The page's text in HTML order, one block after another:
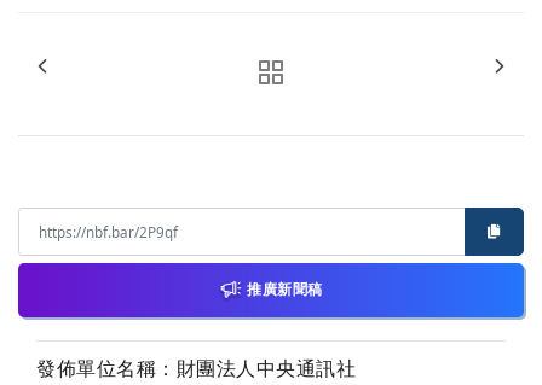
推廣新聞稿
發佈單位名稱：財團法人中央通訊社